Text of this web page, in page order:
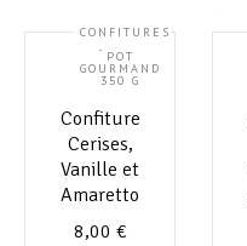
CONFITURES
,
POT
GOURMAND
350 G
Confiture
Cerises,
Vanille et
Amaretto
8,00 €